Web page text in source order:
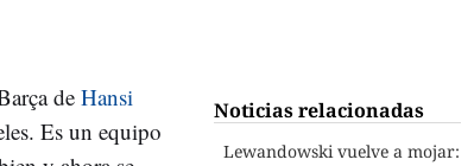
Noticias relacionadas
Lewandowski vuelve a mojar:
de Hansi
Es un equipo